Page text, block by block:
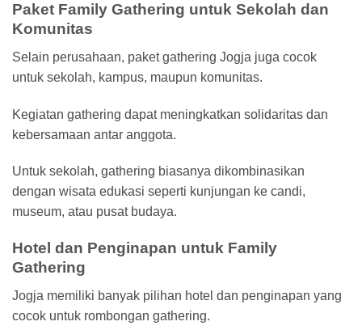
Paket Family Gathering untuk Sekolah dan
Komunitas
Selain perusahaan, paket gathering Jogja juga cocok
untuk sekolah, kampus, maupun komunitas.
Kegiatan gathering dapat meningkatkan solidaritas dan
kebersamaan antar anggota.
Untuk sekolah, gathering biasanya dikombinasikan
dengan wisata edukasi seperti kunjungan ke candi,
museum, atau pusat budaya.
Hotel dan Penginapan untuk Family
Gathering
Jogja memiliki banyak pilihan hotel dan penginapan yang
cocok untuk rombongan gathering.